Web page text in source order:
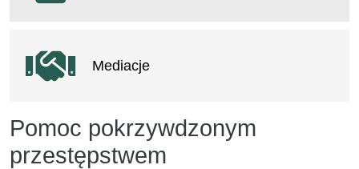
Pomoc pokrzywdzonym
przestępstwem
Mediacje